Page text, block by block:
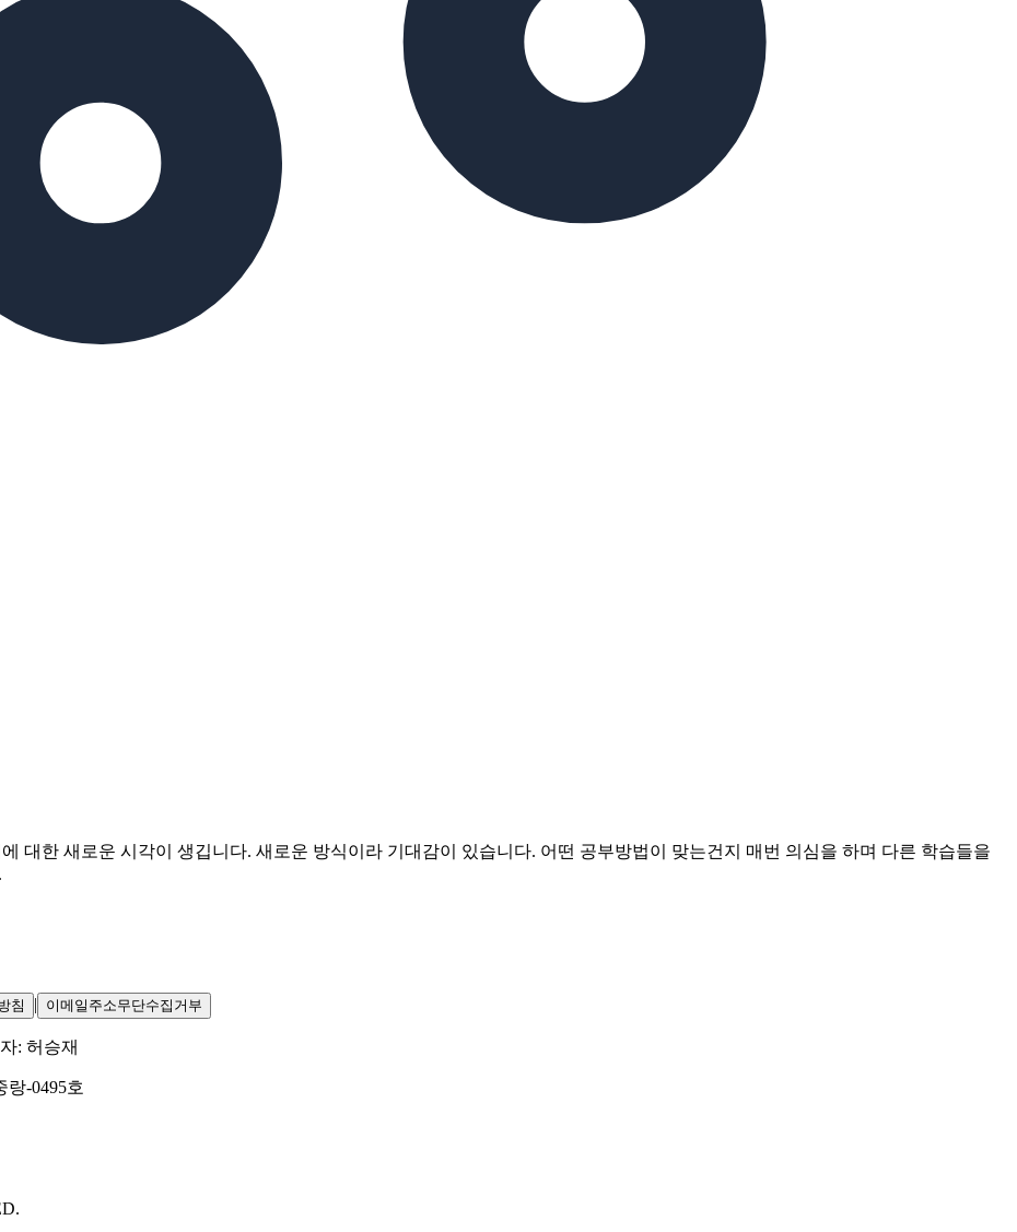
대한 새로운 시각이 생깁니다. 새로운 방식이라 기대감이 있습니다. 어떤 공부방법이 맞는건지 매번 의심을 하며 다른 학습들을
침 | 이메일주소무단수집거부
: 허승재
랑-0495호